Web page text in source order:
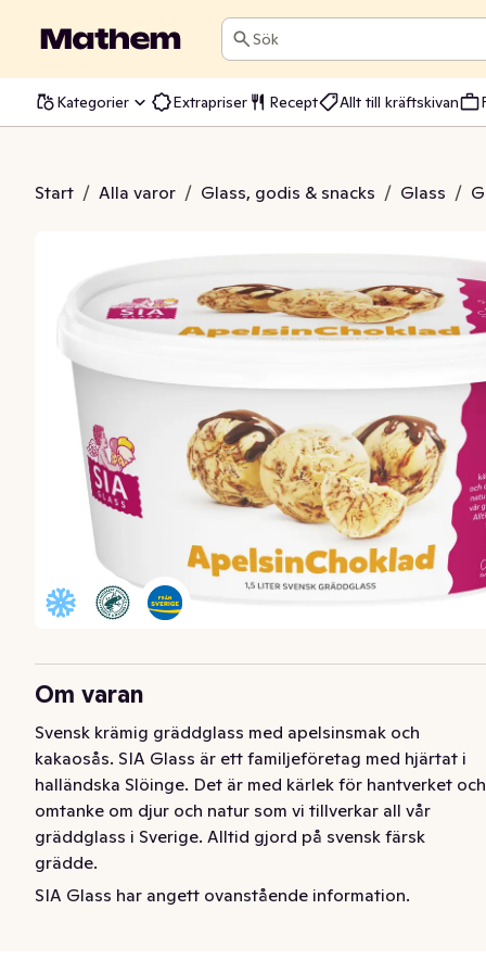
Sök
Kategorier Extrapriser Recept Allt till kräftskivan
Start / Alla varor / Glass, godis & snacks / Glass /
Apelsinchoklad
Om varan
Svensk krämig gräddglass med apelsinsmak och
kakaosås. SIA Glass är ett familjeföretag med hjärtat i
halländska Slöinge. Det är med kärlek för hantverket och
omtanke om djur och natur som vi tillverkar all vår
gräddglass i Sverige. Alltid gjord på svensk färsk
grädde.
Len apelsinchokladglass gjord på svensk färsk grädde
SIA Glass har angett ovanstående information.